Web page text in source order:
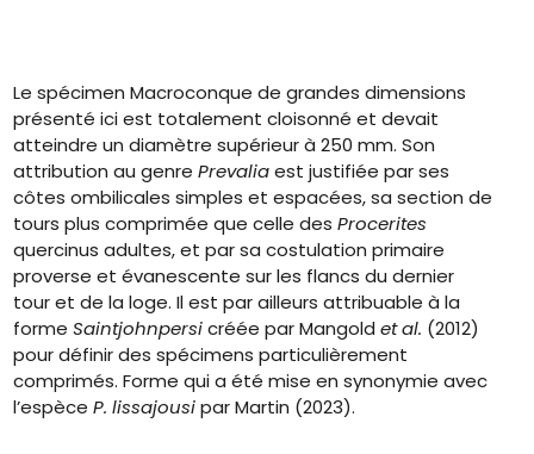
Le spécimen Macroconque de grandes dimensions
présenté ici est totalement cloisonné et devait
atteindre un diamètre supérieur à 250 mm. Son
attribution au genrePrevaliaest justifiée par ses
côtes ombilicales simples et espacées, sa section de
tours plus comprimée que celle desProcerites
quercinus adultes, et par sa costulation primaire
proverse et évanescente sur les flancs du dernier
tour et de la loge. Il est par ailleurs attribuable à la
formeSaintjohnpersicréée par Mangoldet al. (2012)
pour définir des spécimens particulièrement
comprimés. Forme qui a été mise en synonymie avec
l’espèceP. lissajousipar Martin (2023).